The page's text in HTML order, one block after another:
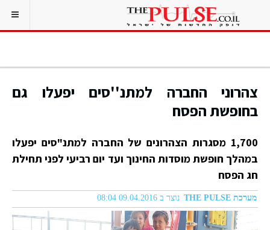
צהרוני החברה למתנ''סים יפעלו גם
בחופשת הפסח
1,700 מסגרות הצהרונים של החברה למתנ"סים יפעלו
במהלך חופשת מוסדות החינוך ועד יום רביעי לפני תחילת
חג הפסח
מערכת THE PULSE נוצר ב 09.04.2016 08:04